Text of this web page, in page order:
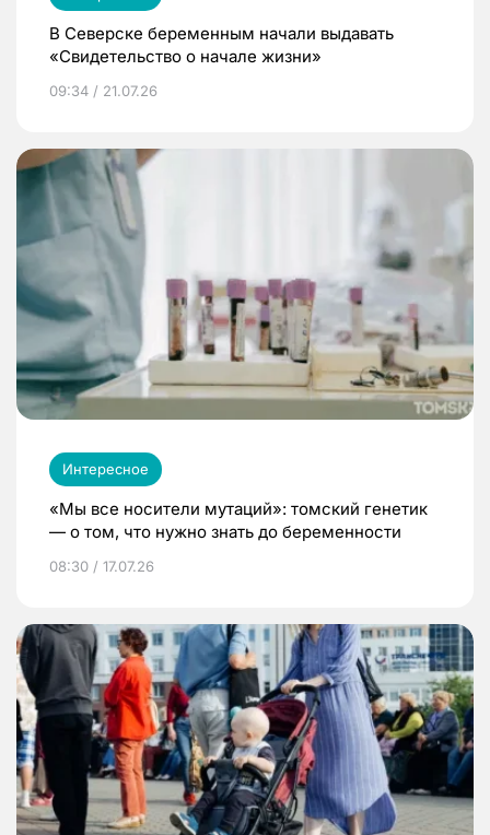
В Северске беременным начали выдавать
«Свидетельство о начале жизни»
09:34 / 21.07.26
Интересное
«Мы все носители мутаций»: томский генетик
— о том, что нужно знать до беременности
08:30 / 17.07.26